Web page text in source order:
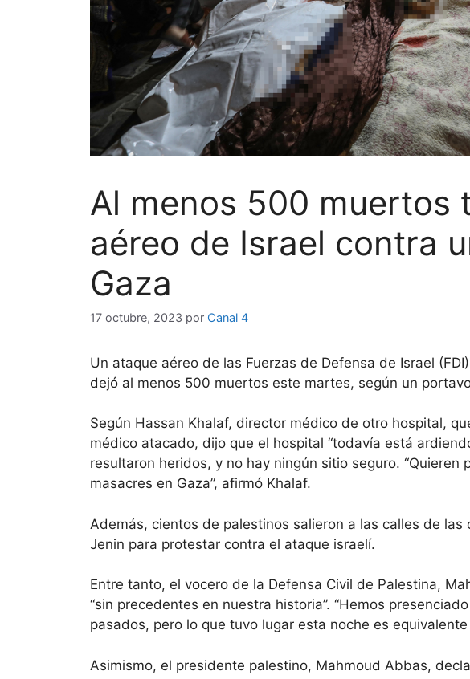
Al menos 500 muertos
aéreo de Israel contra
Gaza
17 octubre, 2023 por Canal 4
Un ataque aéreo de las Fuerzas de Defensa de Israel
dejó al menos 500 muertos este martes, según un
Según Hassan Khalaf, director médico de otro hospital,
médico atacado, dijo que el hospital “todavía está
resultaron heridos, y no hay ningún sitio seguro. “Quieren
masacres en Gaza”, afirmó Khalaf.
Además, cientos de palestinos salieron a las calles de
Jenin para protestar contra el ataque israelí.
Entre tanto, el vocero de la Defensa Civil de Palestina,
“sin precedentes en nuestra historia”. “Hemos
pasados, pero lo que tuvo lugar esta noche es
Asimismo, el presidente palestino, Mahmoud Abbas,